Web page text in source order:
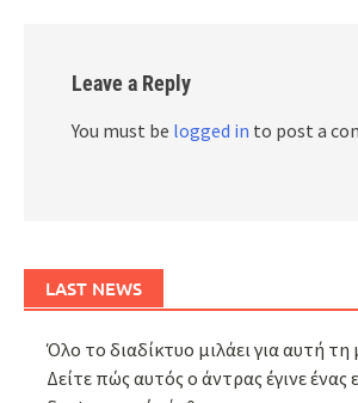
Leave a Reply
You must be logged in to post a
LAST NEWS
Όλο το διαδίκτυο μιλάει για αυτή
Δείτε πώς αυτός ο άντρας έγινε ένας